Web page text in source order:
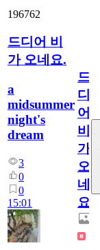
196762
드디어 비
가 오네요.
a
midsummer
night's
dream
3
0
0
15:01
드
디
어
비
가
오
네
요.